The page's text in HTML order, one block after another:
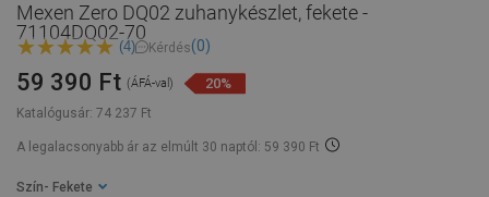
Mexen Zero DQ02 zuhanykészlet, fekete -
71104DQ02-70
(4) Kérdés(0)
Katalógusár: 74 237 Ft
59 390 Ft (ÁFÁ-val) 20%
A legalacsonyabb ár az elmúlt 30 naptól: 59 390 Ft
Szín - Fekete